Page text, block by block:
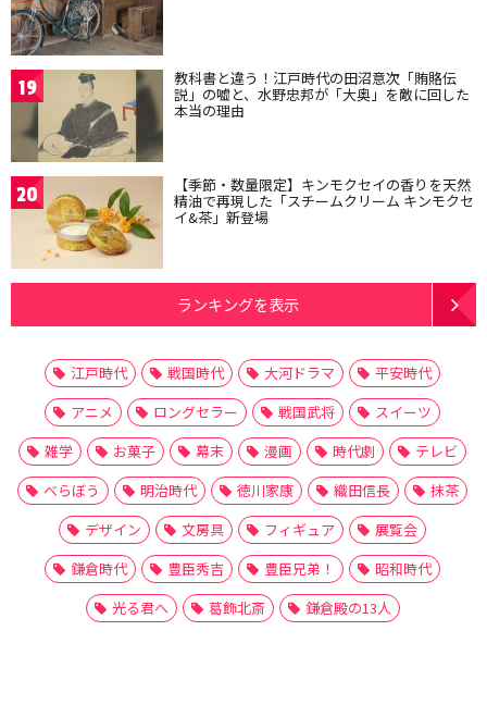
19 教科書と違う！江戸時代の田沼意次「賄賂伝
説」の嘘と、水野忠邦が「大奥」を敵に回した
本当の理由
20 【季節・数量限定】キンモクセイの香りを天然
精油で再現した「スチームクリーム キンモクセ
イ&茶」新登場
ランキングを表示
江戸時代 戦国時代 大河ドラマ
平安時代
アニメ
ロングセラー 戦国武将
スイーツ
雑学
お菓子 幕末 漫画 時代劇
テレビ
べらぼう
明治時代 徳川家康 織田信長
抹茶
デザイン
文房具 フィギュア
展覧会
鎌倉時代
豊臣秀吉 豊臣兄弟！
昭和時代
光る君へ
葛飾北斎 鎌倉殿の13人